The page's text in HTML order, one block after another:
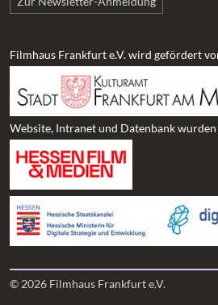
Filmhaus Frankfurt e.V. wird gefördert
Website, Intranet und Datenbank
© 2026 Filmhaus Frankfurt e.V.